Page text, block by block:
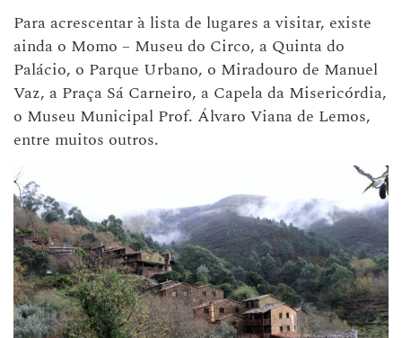
Para acrescentar à lista de lugares a visitar, existe
ainda o Momo – Museu do Circo, a Quinta do
Palácio, o Parque Urbano, o Miradouro de Manuel
Vaz, a Praça Sá Carneiro, a Capela da Misericórdia,
o Museu Municipal Prof. Álvaro Viana de Lemos,
entre muitos outros.